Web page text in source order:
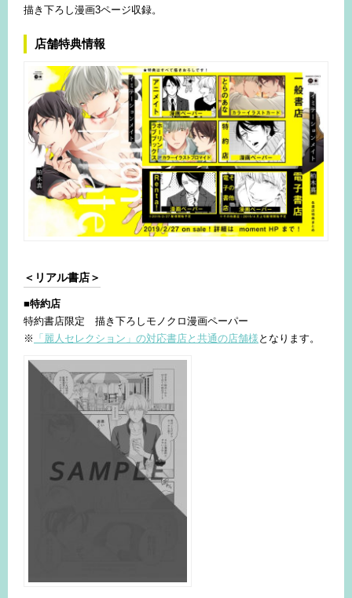
描き下ろし漫画3ページ収録。
店舗特典情報
＜リアル書店＞
■特約店
特約書店限定 描き下ろしモノクロ漫画ペーパー
※ 「麗人セレクション」の対応書店と共通の店舗様 となります。